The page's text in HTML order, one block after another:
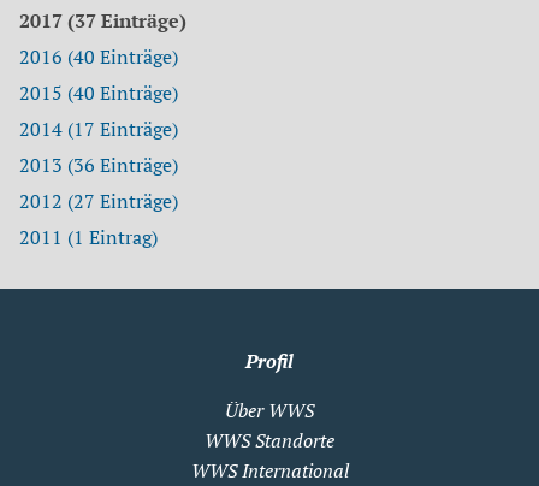
2017 (37 Einträge)
2016 (40 Einträge)
2015 (40 Einträge)
2014 (17 Einträge)
2013 (36 Einträge)
2012 (27 Einträge)
2011 (1 Eintrag)
Profil
Über WWS
WWS Standorte
WWS International